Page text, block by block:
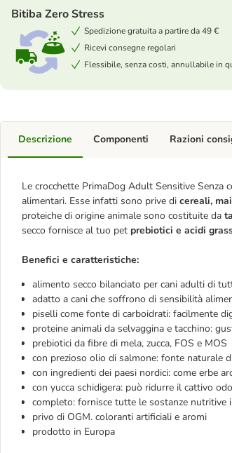
Bitiba Zero Stress
Spedizione gratuita a partire da 49 €
Ricevi consegne regolari
Flessibile, senza costi, annullabile in
Descrizione
Le crocchette PrimaDog Adult Sensitive Senza
alimentari. Esse infatti sono prive di cereali,
proteiche di origine animale sono costituite da
secco fornisce al tuo pet prebiotici e acidi
Benefici e caratteristiche:
alimento secco bilanciato per cani adulti di
adatto a cani che soffrono di sensibilità
piselli come fonte di carboidrati: facilmente
proteine animali da selvaggina e tacchino:
prebiotici da fibre di mela, zucca, FOS e MOS
con prezioso olio di salmone: fonte naturale
con ingredienti dei paesi nordici: come erbe
con yucca schidigera: può ridurre il cattivo
completo: fornisce tutte le sostanze nutritive
privo di OGM. coloranti artificiali e aromi
prodotto in Europa
Componenti Razioni